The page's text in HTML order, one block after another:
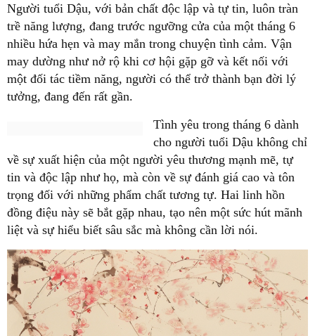
Người tuổi Dậu, với bản chất độc lập và tự tin, luôn tràn
trề năng lượng, đang trước ngưỡng cửa của một tháng 6
nhiều hứa hẹn và may mắn trong chuyện tình cảm. Vận
may dường như nở rộ khi cơ hội gặp gỡ và kết nối với
một đối tác tiềm năng, người có thể trở thành bạn đời lý
tưởng, đang đến rất gần.
Tình yêu trong tháng 6 dành
cho người tuổi Dậu không chỉ
về sự xuất hiện của một người yêu thương mạnh mẽ, tự
tin và độc lập như họ, mà còn về sự đánh giá cao và tôn
trọng đối với những phẩm chất tương tự. Hai linh hồn
đồng điệu này sẽ bắt gặp nhau, tạo nên một sức hút mãnh
liệt và sự hiểu biết sâu sắc mà không cần lời nói.